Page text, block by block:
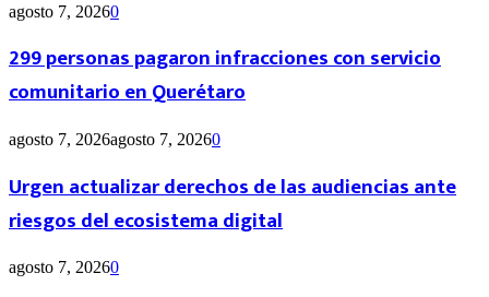
agosto 7, 20260
299 personas pagaron infracciones con servicio
comunitario en Querétaro
agosto 7, 2026agosto 7, 20260
Urgen actualizar derechos de las audiencias ante
riesgos del ecosistema digital
agosto 7, 20260